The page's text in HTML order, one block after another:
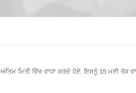
ਮਿਤੀ ਵਿੱਚ ਵਾਧਾ ਕਰਦੇ ਹੋਏ, ਇਸਨੂੰ 15 ਮਈ ਤੱਕ